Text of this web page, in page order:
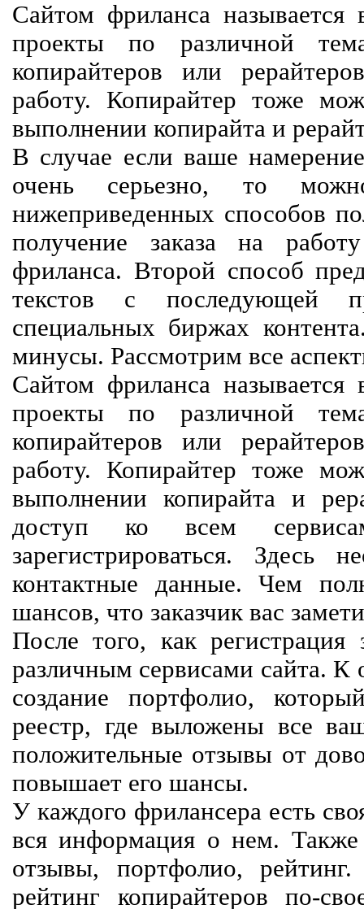
Сайтом фриланса называется
проекты по различной
копирайтеров или
работу. Копирайтер тоже
выполнении копирайта и
В случае если ваше
очень серьезно, то
нижеприведенных способов
получение заказа на
фриланса. Второй способ
текстов с последующей
специальных биржах
минусы. Рассмотрим все
Сайтом фриланса называется
проекты по различной
копирайтеров или
работу. Копирайтер тоже
выполнении копирайта и
доступ ко всем
зарегистрироваться. Здесь
контактные данные. Чем
шансов, что заказчик вас
После того, как регистрация
различным сервисами сайта. К
создание портфолио,
реестр, где выложены все
положительные отзывы от
повышает его шансы.
У каждого фрилансера есть
вся информация о нем. Также
отзывы, портфолио,
рейтинг копирайтеров по-